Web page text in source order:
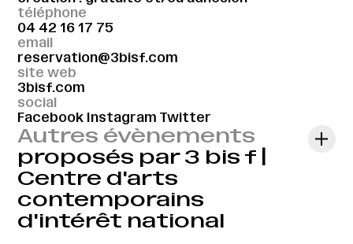
téléphone
04 42 16 17 75
email
reservation@3bisf.com
site web
3bisf.com
social
Facebook Instagram Twitter
Autres évènements
proposés par 3 bis f |
Centre d'arts
contemporains
d'intérêt national